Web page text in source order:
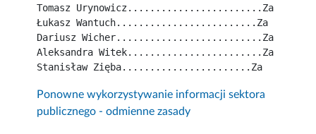
Tomasz Urynowicz........................Za
Łukasz Wantuch.........................Za
Dariusz Wicher..........................Za
Aleksandra Witek........................Za
Stanisław Zięba.......................Za
Ponowne wykorzystywanie informacji sektora
publicznego - odmienne zasady